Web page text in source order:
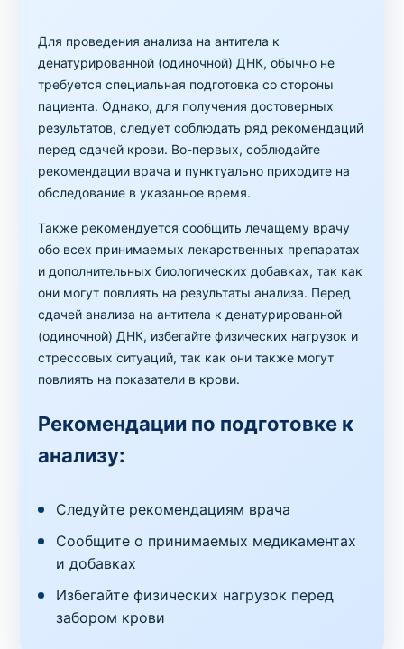
Для проведения анализа на антитела к
денатурированной (одиночной) ДНК, обычно не
требуется специальная подготовка со стороны
пациента. Однако, для получения достоверных
результатов, следует соблюдать ряд рекомендаций
перед сдачей крови. Во-первых, соблюдайте
рекомендации врача и пунктуально приходите на
обследование в указанное время.
Также рекомендуется сообщить лечащему врачу
обо всех принимаемых лекарственных препаратах
и дополнительных биологических добавках, так как
они могут повлиять на результаты анализа. Перед
сдачей анализа на антитела к денатурированной
(одиночной) ДНК, избегайте физических нагрузок и
стрессовых ситуаций, так как они также могут
повлиять на показатели в крови.
Рекомендации по подготовке к
анализу:
Следуйте рекомендациям врача
Сообщите о принимаемых медикаментах
и добавках
Избегайте физических нагрузок перед
забором крови